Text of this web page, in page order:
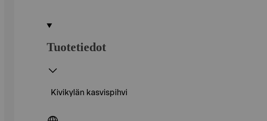
Tuotetiedot
Kivikylän kasvispihvi